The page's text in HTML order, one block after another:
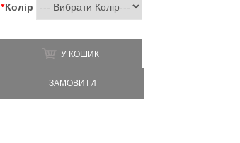
*Колір
У КОШИК
ЗАМОВИТИ